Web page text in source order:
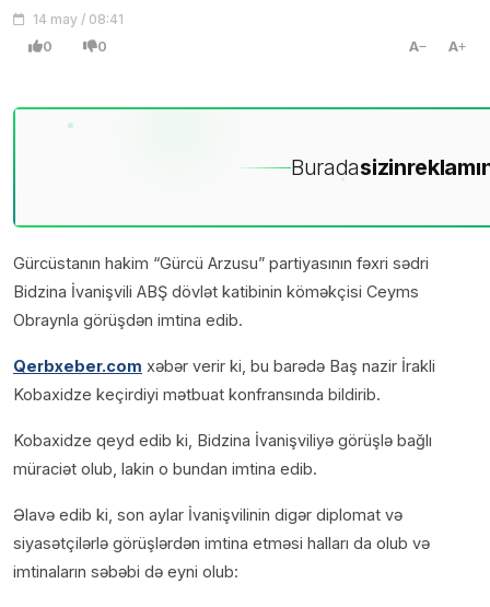
14 may / 08:41
0 0 A A
Buradasizin
Gürcüstanın hakim “Gürcü Arzusu” partiyasının fəxri sədri
Bidzina İvanişvili ABŞ dövlət katibinin köməkçisi Ceyms
Obraynla görüşdən imtina edib.
Qerbxeber.com xəbər verir ki, bu barədə Baş nazir İrakli
Kobaxidze keçirdiyi mətbuat konfransında bildirib.
Kobaxidze qeyd edib ki, Bidzina İvanişviliyə görüşlə bağlı
müraciət olub, lakin o bundan imtina edib.
Əlavə edib ki, son aylar İvanişvilinin digər diplomat və
siyasətçilərlə görüşlərdən imtina etməsi halları da olub və
imtinaların səbəbi də eyni olub: